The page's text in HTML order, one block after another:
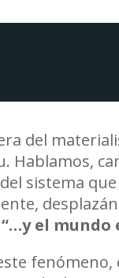
del
Hablamos,
sistema
“…y el mundo